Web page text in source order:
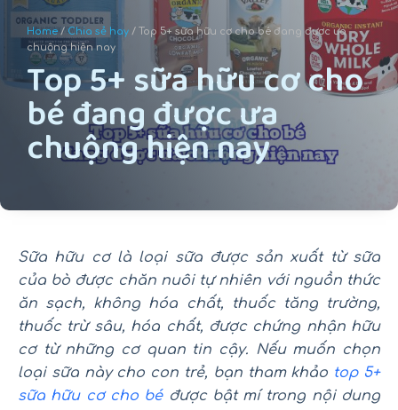
u
nHome/ Chia sẻ hay / Top 5+ sữa hữu cơ cho bé đang được ưa
chuộng hiện nay
Top 5+ sữa hữu cơ cho
bé đang được ưa
chuộng hiện nay
Sữa hữu cơ là loại sữa được sản xuất từ sữa
của bò được chăn nuôi tự nhiên với nguồn thức
ăn sạch, không hóa chất, thuốc tăng trường,
thuốc trừ sâu, hóa chất, được chứng nhận hữu
cơ từ những cơ quan tin cậy. Nếu muốn chọn
loại sữa này cho con trẻ, bạn tham khảo top 5+
sữa hữu cơ cho béđược bật mí trong nội dung